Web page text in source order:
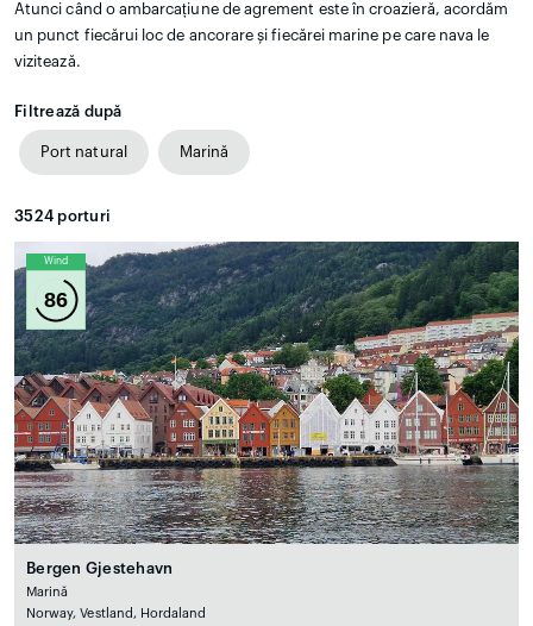
Atunci când o ambarcațiune de agrement este în croazieră, acordăm
un punct fiecărui loc de ancorare și fiecărei marine pe care nava le
vizitează.
Filtrează după
Port natural Marină
3524 porturi
Wind
86
Bergen Gjestehavn
Marină
Norway, Vestland, Hordaland